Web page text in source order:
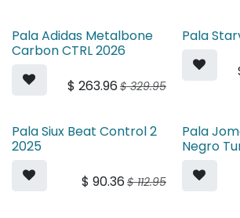
Pala Adidas Metalbone
Carbon CTRL 2026
$ 263.96 $329.95
Pala
Pala Siux Beat Control 2
2025
$ 90.36 $112.95
Pala
Negro